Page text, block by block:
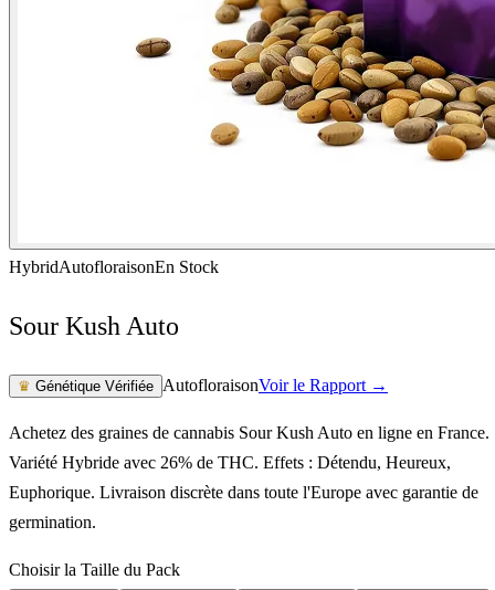
HybridAutofloraisonEn Stock
Sour Kush Auto
♛ Génétique Vérifiée AutofloraisonVoir le Rapport →
Achetez des graines de cannabis Sour Kush Auto en ligne en France.
Variété Hybride avec 26% de THC. Effets : Détendu, Heureux,
Euphorique. Livraison discrète dans toute l'Europe avec garantie de
germination.
Choisir la Taille du Pack